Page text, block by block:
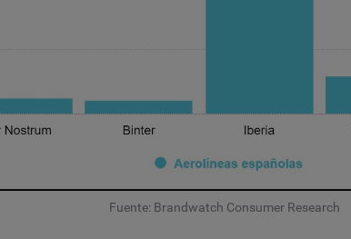
Fuente: Brandwatch Consumer Research